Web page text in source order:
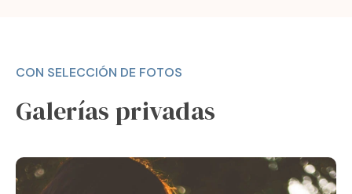
CON SELECCIÓN DE FOTOS
Galerías privadas